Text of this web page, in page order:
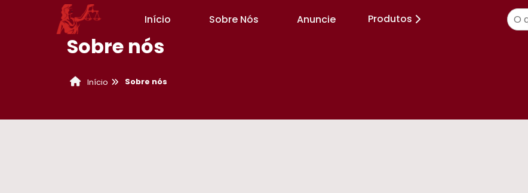
Início Sobre Nós Anuncie Produtos
Sobre nós
Início Sobre nós